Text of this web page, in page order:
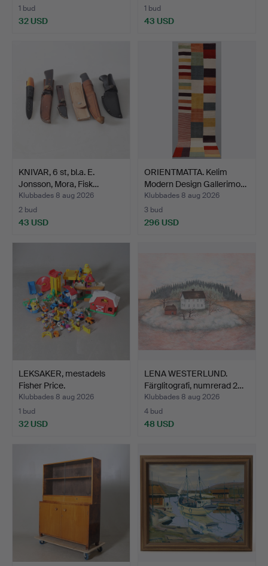
1 bud
32 USD
1 bud
43 USD
KNIVAR, 6 st, bl.a. E.
Jonsson, Mora, Fisk…
Klubbades 8 aug 2026
2 bud
43 USD
ORIENTMATTA. Kelim
Modern Design Gallerimo…
Klubbades 8 aug 2026
3 bud
296 USD
LEKSAKER, mestadels
Fisher Price.
Klubbades 8 aug 2026
1 bud
32 USD
LENA WESTERLUND.
Färglitografi, numrerad 2…
Klubbades 8 aug 2026
4 bud
48 USD